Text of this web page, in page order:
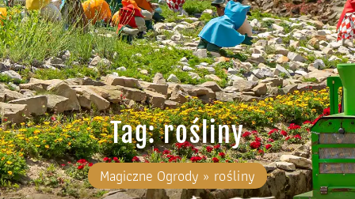
Tag: rośliny
Magiczne Ogrody » rośliny